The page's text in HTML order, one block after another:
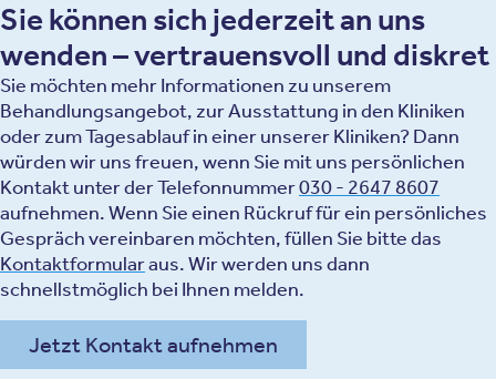
Sie können sich jederzeit an uns
wenden – vertrauensvoll und diskret
Sie möchten mehr Informationen zu unserem
Behandlungsangebot, zur Ausstattung in den Kliniken
oder zum Tagesablauf in einer unserer Kliniken? Dann
würden wir uns freuen, wenn Sie mit uns persönlichen
Kontakt unter der Telefonnummer030 - 2647 8607
aufnehmen. Wenn Sie einen Rückruf für ein persönliches
Gespräch vereinbaren möchten, füllen Sie bitte das
Kontaktformularaus. Wir werden uns dann
schnellstmöglich bei Ihnen melden.
Jetzt Kontakt aufnehmen